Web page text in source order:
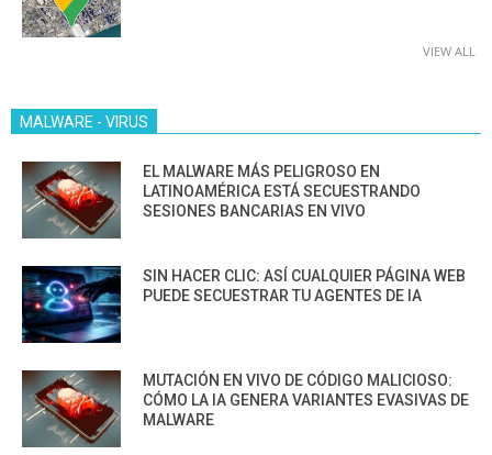
VIEW ALL
MALWARE - VIRUS
EL MALWARE MÁS PELIGROSO EN
LATINOAMÉRICA ESTÁ SECUESTRANDO
SESIONES BANCARIAS EN VIVO
SIN HACER CLIC: ASÍ CUALQUIER PÁGINA WEB
PUEDE SECUESTRAR TU AGENTES DE IA
MUTACIÓN EN VIVO DE CÓDIGO MALICIOSO:
CÓMO LA IA GENERA VARIANTES EVASIVAS DE
MALWARE